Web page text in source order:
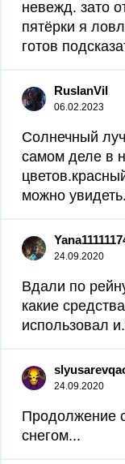
невежд. зато
пятёрки я
готов
RuslanVil
06.02.2023
Солнечный
самом деле в
можно
24.09.2020
Вдали по
какие
использовал
24.09.2020
Продолжение
снегом...